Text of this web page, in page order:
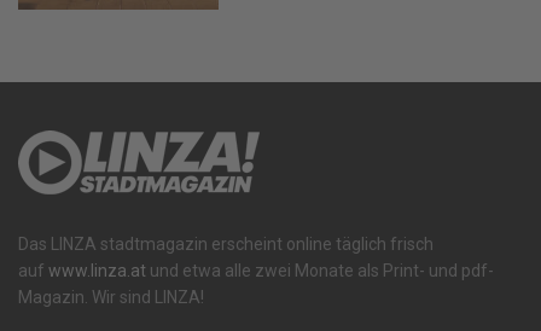
Das LINZA stadtmagazin erscheint online täglich frisch
auf www.linza.at und etwa alle zwei Monate als Print- und pdf-
Magazin. Wir sind LINZA!